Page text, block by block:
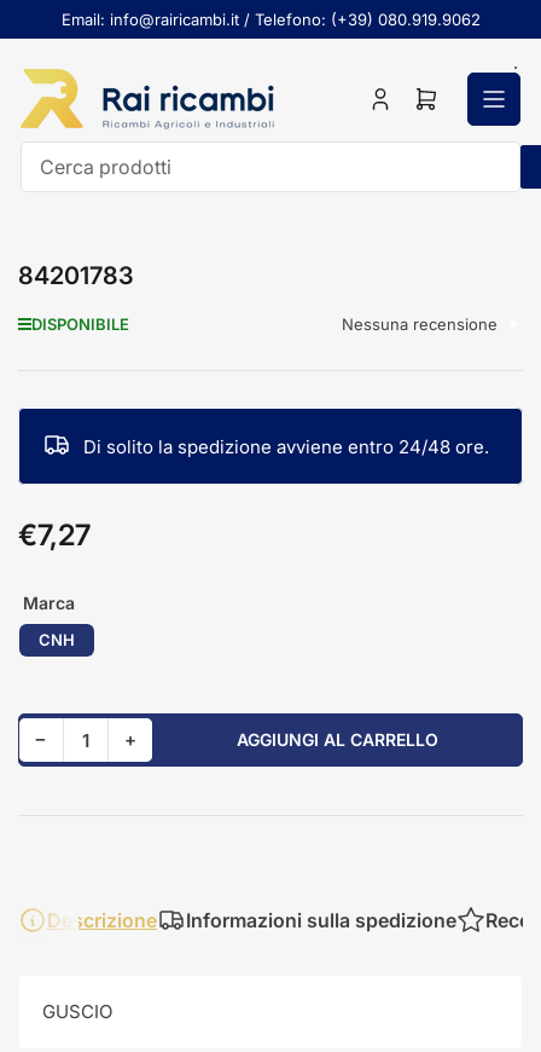
al
contenuto
Email: info@rairicambi.it / Telefono: (+39) 080.919.9062
AccediApri
84201783
DISPONIBILE Nessuna recensione
Di solito la spedizione avviene entro 24/48 ore.
Prezzo
standard
€7,27
Marca
CNH
−Riduci quantità per 84201783
Quantità +Aumenta quantità per 84201783 AGGIUNGI AL CARRELLO
Descrizione Informazioni sulla spedizione
GUSCIO